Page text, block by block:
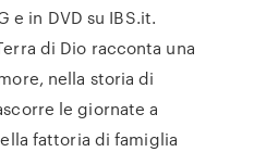
e in DVD su IBS.it.
di Dio racconta una
nella storia di
le giornate a
fattoria di famiglia